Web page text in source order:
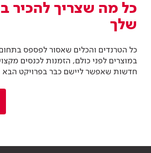
כל מה שצריך להכיר
שלך
כל הטרנדים והכלים שאסור לפספס
במוצרים לפני כולם, הזמנות לכנסים
חדשות שאפשר ליישם כבר בפרויקט הבא